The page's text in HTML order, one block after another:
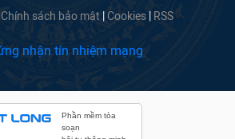
Chính sách bảo mật Cookies RSS
Phần mềm tòa
soạn